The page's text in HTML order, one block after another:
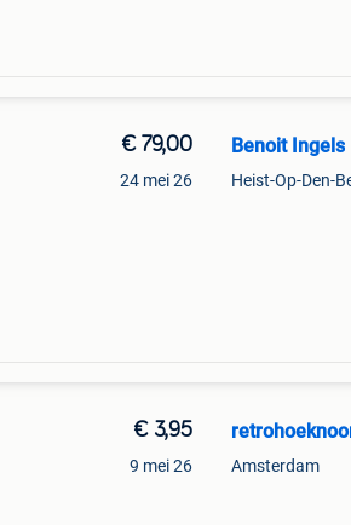
€ 79,00
24 mei 26
Benoit Ingels
Heist-Op-Den-
€ 3,95
9 mei 26 Amsterdam